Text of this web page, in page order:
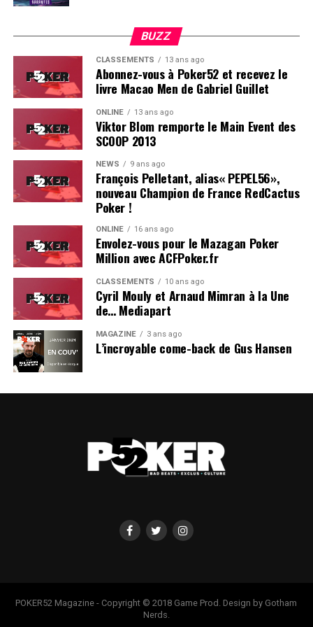
Soleau à gauche, sorti par Logghe au centre
BUZZ
CLASSEMENTS 13 ans ago
Abonnez-vous à Poker52 et recevez le
livre Macao Men de Gabriel Guillet
ONLINE 13 ans ago
Viktor Blom remporte le Main Event des
SCOOP 2013
NEWS 9 ans ago
François Pelletant, alias« PEPEL56»,
nouveau Champion de France RedCactus
Poker !
ONLINE 16 ans ago
Envolez-vous pour le Mazagan Poker
Million avec ACFPoker.fr
CLASSEMENTS 10 ans ago
Cyril Mouly et Arnaud Mimran à la Une
de… Mediapart
MAGAZINE 3 ans ago
L’incroyable come-back de Gus Hansen
POKER52 Magazine - Copyright © 2018 Game Prod. Design by Gotham
Nerds.